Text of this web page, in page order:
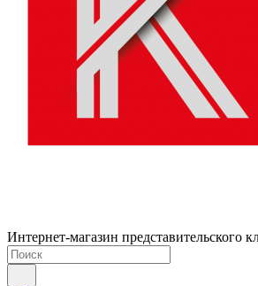
Интернет-магазин представительского